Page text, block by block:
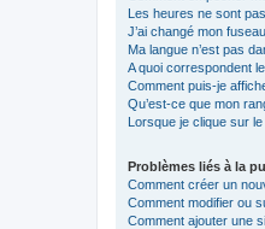
Les heures ne sont
J’ai changé mon
Ma langue n’est pas
A quoi correspondent
Comment puis-je
Qu’est-ce que mon
Lorsque je clique sur le
Problèmes liés à la
Comment créer un
Comment modifier ou
Comment ajouter une